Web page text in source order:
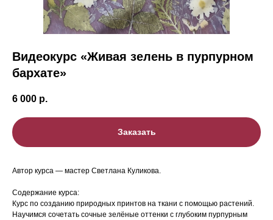
Видеокурс «Живая зелень в пурпурном
бархате»
6 000 р.
Заказать
Автор курса — мастер Светлана Куликова.
Содержание курса:
Курс по созданию природных принтов на ткани с помощью растений.
Научимся сочетать сочные зелёные оттенки с глубоким пурпурным